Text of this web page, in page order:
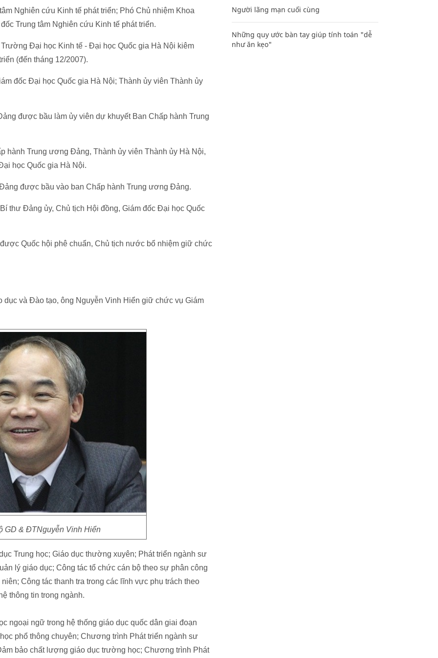
Nghiên cứu Kinh tế phát triển; Phó Chủ nhiệm Khoa
Trung tâm Nghiên cứu Kinh tế phát triển.
Đại học Kinh tế - Đại học Quốc gia Hà Nội kiêm
(đến tháng 12/2007).
đốc Đại học Quốc gia Hà Nội; Thành ủy viên Thành ủy
được bầu làm ủy viên dự khuyết Ban Chấp hành Trung
hành Trung ương Đảng, Thành ủy viên Thành ủy Hà Nội,
học Quốc gia Hà Nội.
được bầu vào ban Chấp hành Trung ương Đảng.
thư Đảng ủy, Chủ tịch Hội đồng, Giám đốc Đại học Quốc
Quốc hội phê chuẩn, Chủ tịch nước bổ nhiệm giữ chức
và Đào tạo, ông Nguyễn Vinh Hiển giữ chức vụ Giám
GD & ĐTNguyễn Vinh Hiển
Trung học; Giáo dục thường xuyên; Phát triển ngành sư
lý giáo dục; Công tác tổ chức cán bộ theo sự phân công
Công tác thanh tra trong các lĩnh vực phụ trách theo
thông tin trong ngành.
ngoại ngữ trong hệ thống giáo dục quốc dân giai đoạn
phổ thông chuyên; Chương trình Phát triển ngành sư
bảo chất lượng giáo dục trường học; Chương trình Phát
Người lãng mạn cuối cùng
Những quy ước bàn tay giúp tính toán "dễ
như ăn kẹo"